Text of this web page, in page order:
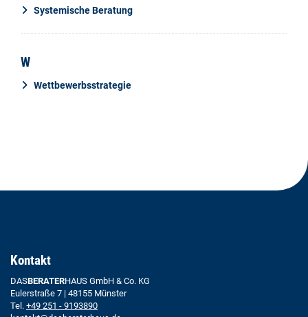
Systemische Beratung
W
Wettbewerbsstrategie
Kontakt
DASBERATERHAUS GmbH & Co. KG
Eulerstraße 7 | 48155 Münster
Tel. +49 251 - 9193890